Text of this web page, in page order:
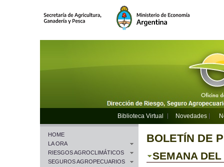
Biblioteca Virtual Novedades
HOME
LA ORA
RIESGOS AGROCLIMÁTICOS
SEGUROS AGROPECUARIOS
BOLETÍN DE
SEMANA